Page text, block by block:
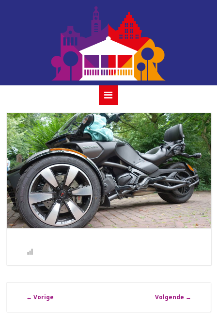
bandiera
italiana_2019-23
← Vorige Volgende →